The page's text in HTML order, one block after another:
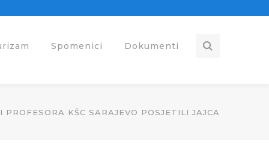
Spomenici Dokumenti
PROFESORA KŠC SARAJEVO POSJETILI JAJCA